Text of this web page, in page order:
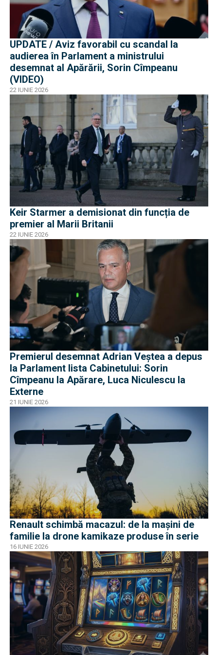
UPDATE / Aviz favorabil cu scandal la
audierea în Parlament a ministrului
desemnat al Apărării, Sorin Cîmpeanu
(VIDEO)
22 IUNIE 2026
Keir Starmer a demisionat din funcția de
premier al Marii Britanii
22 IUNIE 2026
Premierul desemnat Adrian Veștea a depus
la Parlament lista Cabinetului: Sorin
Cîmpeanu la Apărare, Luca Niculescu la
Externe
21 IUNIE 2026
Renault schimbă macazul: de la mașini de
familie la drone kamikaze produse în serie
16 IUNIE 2026